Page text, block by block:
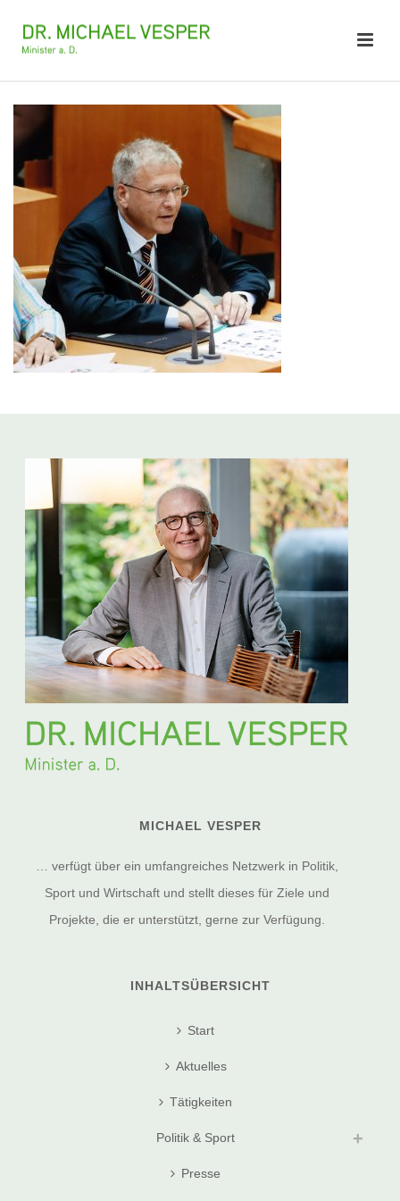
MICHAEL VESPER
… verfügt über ein umfangreiches Netzwerk in Politik,
Sport und Wirtschaft und stellt dieses für Ziele und
Projekte, die er unterstützt, gerne zur Verfügung.
INHALTSÜBERSICHT
Start
Aktuelles
Tätigkeiten
Politik & Sport
Presse